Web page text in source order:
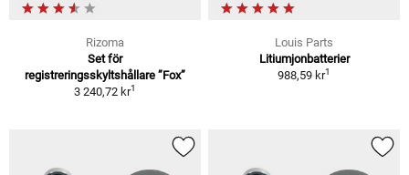
Rizoma
Set för
registreringsskyltshållare ”Fox”
3 240,72 kr1
Louis Parts
Litiumjonbatterier
988,59 kr1